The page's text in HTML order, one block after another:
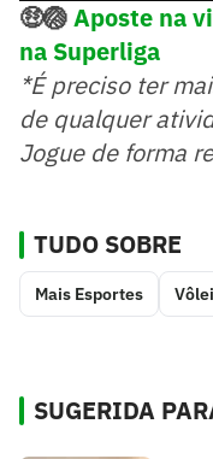
🤑🏐Aposte na
na Superliga
*É preciso ter
de qualquer
Jogue de forma
TUDO SOBRE
Mais Esportes Vôlei
SUGERIDA